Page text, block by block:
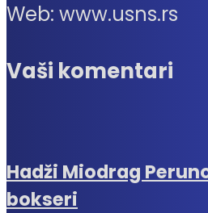
Web: www.usns.rs
Vaši komentari
Hadži Miodrag
bokseri